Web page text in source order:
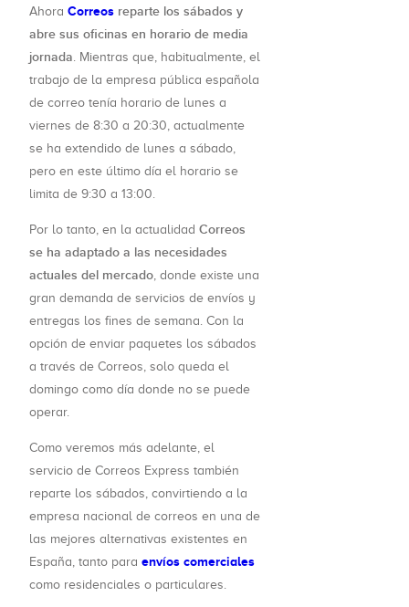
Ahora Correos reparte los sábados y
abre sus oficinas en horario de media
jornada . Mientras que, habitualmente, el
trabajo de la empresa pública española
de correo tenía horario de lunes a
viernes de 8:30 a 20:30, actualmente
se ha extendido de lunes a sábado,
pero en este último día el horario se
limita de 9:30 a 13:00.
Por lo tanto, en la actualidad Correos
se ha adaptado a las necesidades
actuales del mercado , donde existe una
gran demanda de servicios de envíos y
entregas los fines de semana. Con la
opción de enviar paquetes los sábados
a través de Correos, solo queda el
domingo como día donde no se puede
operar.
Como veremos más adelante, el
servicio de Correos Express también
reparte los sábados, convirtiendo a la
empresa nacional de correos en una de
las mejores alternativas existentes en
España, tanto para envíos comerciales
como residenciales o particulares.